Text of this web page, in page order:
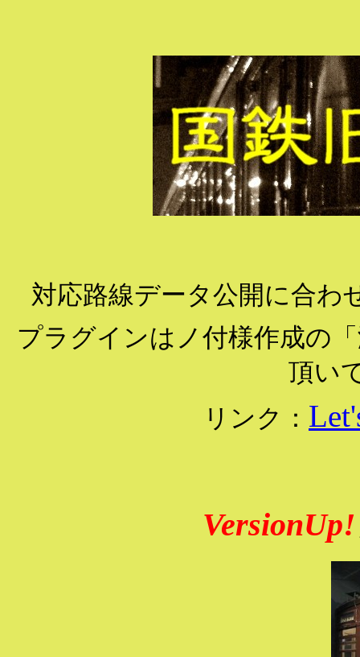
対応路線データ公開に合わ
プラグインはノ付様作成の
頂い
リンク：
VersionUp!